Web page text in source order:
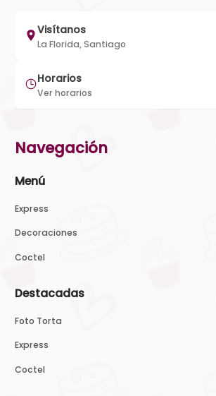
Visítanos
La Florida, Santiago
Horarios
Ver horarios
Navegación
Menú
Express
Decoraciones
Coctel
Destacadas
Foto Torta
Express
Coctel